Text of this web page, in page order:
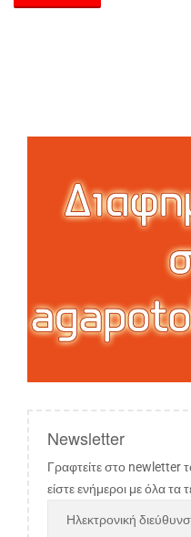
Newsletter
Γραφτείτε στο newletter
είστε ενήμεροι με όλα τα